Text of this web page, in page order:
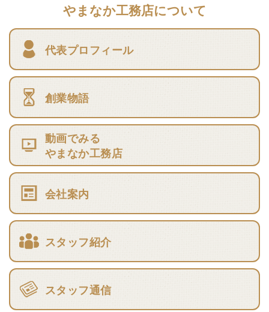
やまなか工務店について
代表プロフィール
創業物語
動画でみる
やまなか工務店
会社案内
スタッフ紹介
スタッフ通信